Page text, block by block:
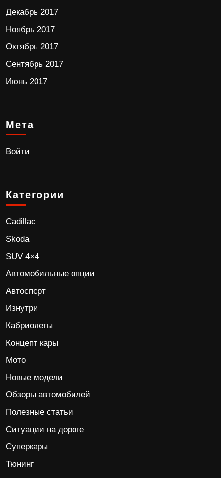
Декабрь 2017
Ноябрь 2017
Октябрь 2017
Сентябрь 2017
Июнь 2017
Мета
Войти
Категории
Cadillac
Skoda
SUV 4×4
Автомобильные опции
Автоспорт
Изнутри
Кабриолеты
Концепт кары
Мото
Новые модели
Обзоры автомобилей
Полезные статьи
Ситуации на дороге
Суперкары
Тюнинг